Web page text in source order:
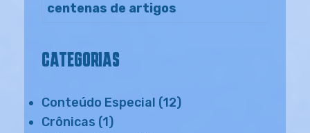
centenas de artigos
CATEGORIAS
Conteúdo Especial (12)
Crônicas (1)